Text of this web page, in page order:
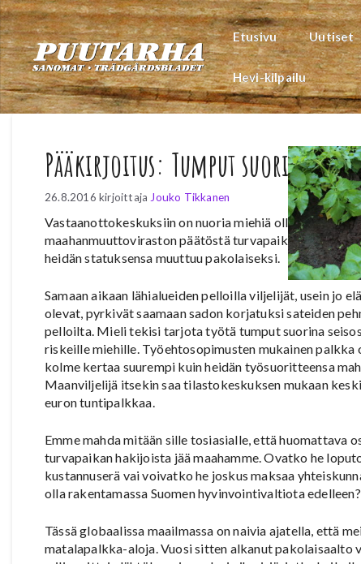
Siirry
sisältöön
Etusivu Uutiset
Hevi-kilpailu
Pääkirjoitus: Tumput suorina vai
26.8.2016 kirjoittaja Jouko Tikkanen
Vastaanottokeskuksiin on nuoria miehiä ollut
maahanmuuttoviraston päätöstä
heidän statuksensa muuttuu pakolaiseksi.
Samaan aikaan lähialueiden pelloilla viljelijät, usein jo
olevat, pyrkivät saamaan sadon korjatuksi sateiden
pelloilta. Mieli tekisi tarjota työtä tumput suorina
riskeille miehille. Työehtosopimusten mukainen palkka
kolme kertaa suurempi kuin heidän työsuoritteensa
Maanviljelijä itsekin saa tilastokeskuksen mukaan
euron tuntipalkkaa.
Emme mahda mitään sille tosiasialle, että huomattava
turvapaikan hakijoista jää maahamme. Ovatko he
kustannuserä vai voivatko he joskus maksaa
olla rakentamassa Suomen hyvinvointivaltiota edelleen?
Tässä globaalissa maailmassa on naivia ajatella, että
matalapalkka-aloja. Vuosi sitten alkanut pakolaisaalto